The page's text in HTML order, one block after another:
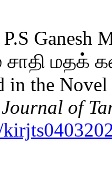
P.S
மதக்
in the
of